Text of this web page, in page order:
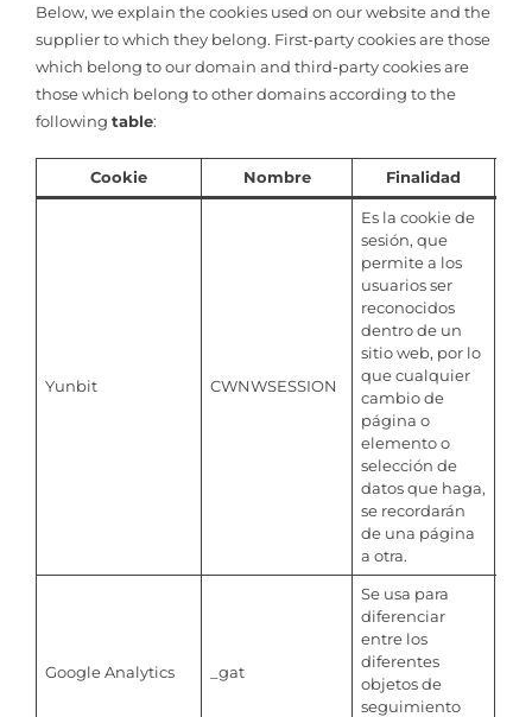
Below, we explain the cookies used on our website and the
supplier to which they belong. First-party cookies are those
which belong to our domain and third-party cookies are
those which belong to other domains according to the
following table:
Cookie Nombre Finalidad
Yunbit CWNWSESSION
Es la cookie de
sesión, que
permite a los
usuarios ser
reconocidos
dentro de un
sitio web, por lo
que cualquier
cambio de
página o
elemento o
selección de
datos que haga,
se recordarán
de una página
a otra.
Google Analytics _gat
Se usa para
diferenciar
entre los
diferentes
objetos de
seguimiento